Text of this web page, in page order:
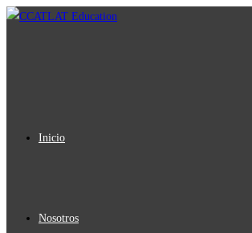
Ir
Inicio
Nosotros